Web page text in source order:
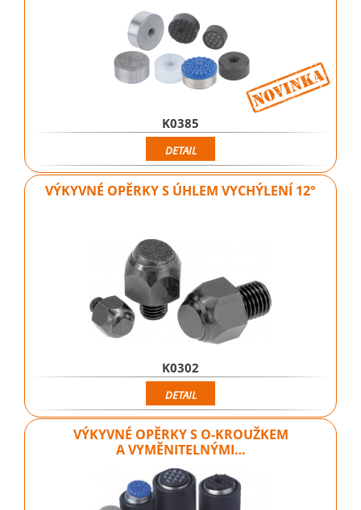
K0385
DETAIL
VÝKYVNÉ OPĚRKY S ÚHLEM VYCHÝLENÍ 12°
K0302
DETAIL
VÝKYVNÉ OPĚRKY S O-KROUŽKEM
A VYMĚNITELNÝMI…